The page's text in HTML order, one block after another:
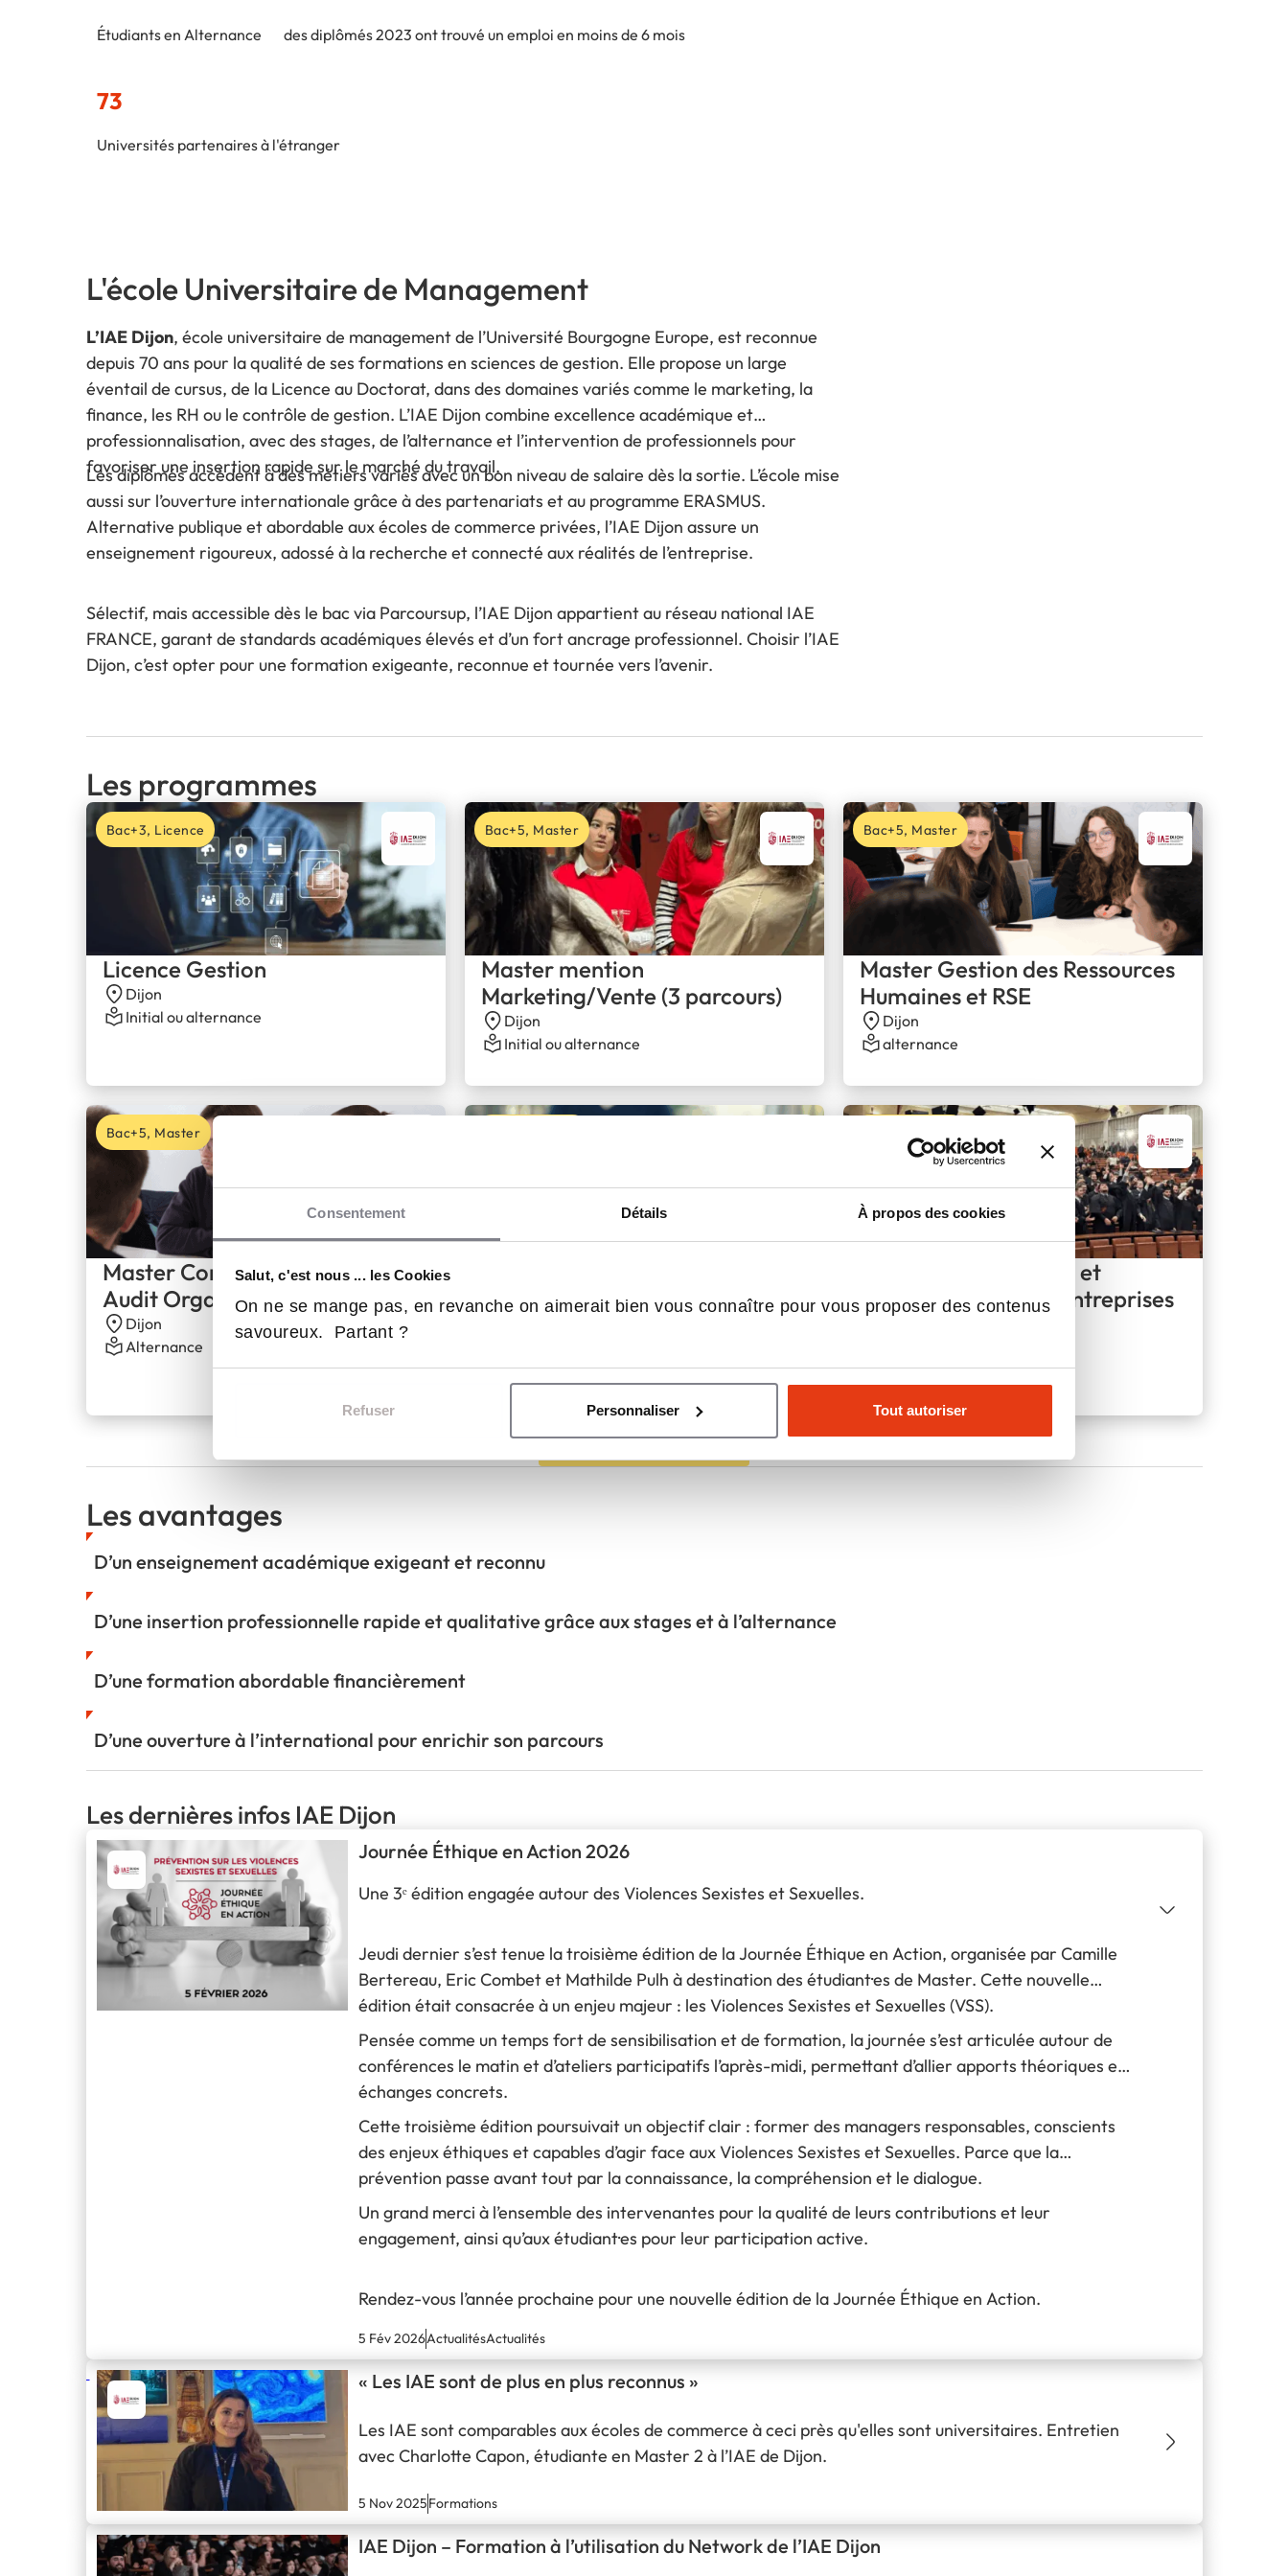
Consentement Détails À propos des cookies
Salut, c'est nous ... les Cookies
On ne se mange pas, en revanche on aimerait bien vous connaître pour vous proposer des contenus
savoureux. Partant ?
Refuser Personnaliser Tout autoriser
Étudiants en Alternance des diplômés 2023 ont trouvé un emploi en moins de 6 mois
73
Universités partenaires à l'étranger
L'école Universitaire de Management
L’IAE Dijon, école universitaire de management de l’Université Bourgogne Europe, est reconnue
depuis 70 ans pour la qualité de ses formations en sciences de gestion. Elle propose un large
éventail de cursus, de la Licence au Doctorat, dans des domaines variés comme le marketing, la
finance, les RH ou le contrôle de gestion. L’IAE Dijon combine excellence académique et
professionnalisation, avec des stages, de l’alternance et l’intervention de professionnels pour
favoriser une insertion rapide sur le marché du travail.
Les diplômés accèdent à des métiers variés avec un bon niveau de salaire dès la sortie. L’école mise
aussi sur l’ouverture internationale grâce à des partenariats et au programme ERASMUS.
Alternative publique et abordable aux écoles de commerce privées, l’IAE Dijon assure un
enseignement rigoureux, adossé à la recherche et connecté aux réalités de l’entreprise.
Sélectif, mais accessible dès le bac via Parcoursup, l’IAE Dijon appartient au réseau national IAE
FRANCE, garant de standards académiques élevés et d’un fort ancrage professionnel. Choisir l’IAE
Dijon, c’est opter pour une formation exigeante, reconnue et tournée vers l’avenir.
Les programmes
Licence Gestion
Dijon
Initial ou alternance
Bac+3, Licence
Master mention
Marketing/Vente (3 parcours)
Dijon
Initial ou alternance
Bac+5, Master
Master Gestion des Ressources
Humaines et RSE
Dijon
alternance
Bac+5, Master
Master Contrôle de Gestion et
Audit Organisationnel
Dijon
Alternance
Bac+5, Master
Tourisme et de la Culture
Initial ou alternance
Master Management et
Administration des Entreprises
(MAE)
Initial ou alternance
Voir les 8 programmes
Les avantages
D’un enseignement académique exigeant et reconnu
D’une insertion professionnelle rapide et qualitative grâce aux stages et à l’alternance
D’une formation abordable financièrement
D’une ouverture à l’international pour enrichir son parcours
Les dernières infos IAE Dijon
Journée Éthique en Action 2026
Une 3ᵉ édition engagée autour des Violences Sexistes et Sexuelles.
Jeudi dernier s’est tenue la troisième édition de la Journée Éthique en Action, organisée par Camille
Bertereau, Eric Combet et Mathilde Pulh à destination des étudiant·es de Master. Cette nouvelle
édition était consacrée à un enjeu majeur : les Violences Sexistes et Sexuelles (VSS).
Pensée comme un temps fort de sensibilisation et de formation, la journée s’est articulée autour de
conférences le matin et d’ateliers participatifs l’après-midi, permettant d’allier apports théoriques et
échanges concrets.
Cette troisième édition poursuivait un objectif clair : former des managers responsables, conscients
des enjeux éthiques et capables d’agir face aux Violences Sexistes et Sexuelles. Parce que la
prévention passe avant tout par la connaissance, la compréhension et le dialogue.
Un grand merci à l’ensemble des intervenantes pour la qualité de leurs contributions et leur
engagement, ainsi qu’aux étudiant·es pour leur participation active.
Rendez-vous l’année prochaine pour une nouvelle édition de la Journée Éthique en Action.
5 Fév 2026ActualitésActualités
« Les IAE sont de plus en plus reconnus »
Les IAE sont comparables aux écoles de commerce à ceci près qu'elles sont universitaires. Entretien
avec Charlotte Capon, étudiante en Master 2 à l’IAE de Dijon.
5 Nov 2025Formations
IAE Dijon – Formation à l’utilisation du Network de l’IAE Dijon